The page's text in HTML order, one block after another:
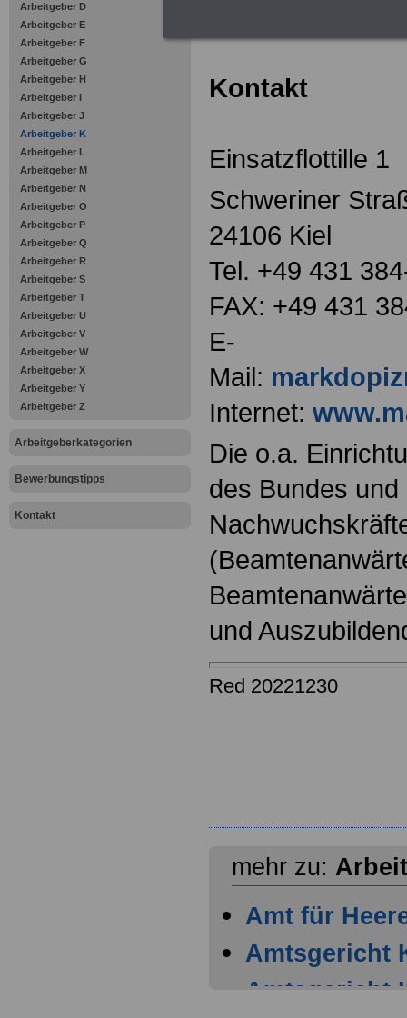
Arbeitgeber D
Arbeitgeber E
Arbeitgeber F
Arbeitgeber G
Arbeitgeber H
Arbeitgeber I
Arbeitgeber J
Arbeitgeber K
Arbeitgeber L
Arbeitgeber M
Arbeitgeber N
Arbeitgeber O
Arbeitgeber P
Arbeitgeber Q
Arbeitgeber R
Arbeitgeber S
Arbeitgeber T
Arbeitgeber U
Arbeitgeber V
Arbeitgeber W
Arbeitgeber X
Arbeitgeber Y
Arbeitgeber Z
Arbeitgeberkategorien
Bewerbungstipps
Kontakt
Kontakt
Einsatzflottille 1
Schweriner
24106 Kiel
Tel. +49 431
FAX: +49 431
E-
Mail:
Internet:
Die o.a.
des Bundes und
und
Red 20221230
mehr zu:
Amt für
Amtsgericht
Amtsgericht